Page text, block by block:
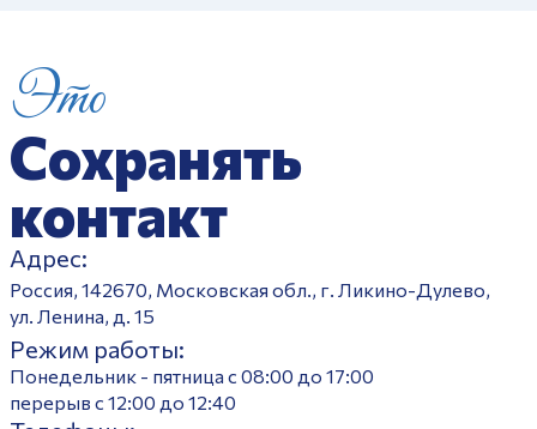
Это
Сохранять
контакт
Адрес:
Россия, 142670, Московская обл., г. Ликино-Дулево,
ул. Ленина, д. 15
Режим работы:
Понедельник - пятница с 08:00 до 17:00
перерыв с 12:00 до 12:40